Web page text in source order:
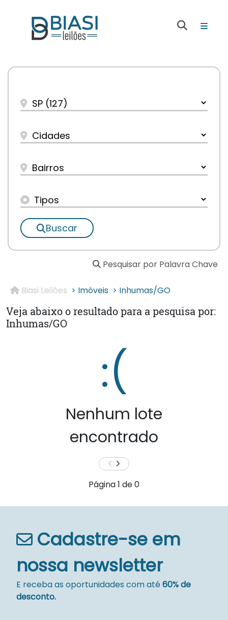
Buscar
Pesquisar por Palavra Chave
Biasi Leilões > Imóveis > Inhumas/GO
Veja abaixo o resultado para a pesquisa por:
Inhumas/GO
:(
Nenhum lote
encontrado
Página1 de0
Cadastre-se em
nossa newsletter
E receba as oportunidades com até60% de
desconto.